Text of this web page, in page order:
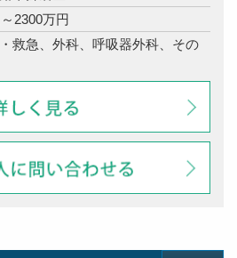
2300万円
救急、外科、呼吸器外科、その